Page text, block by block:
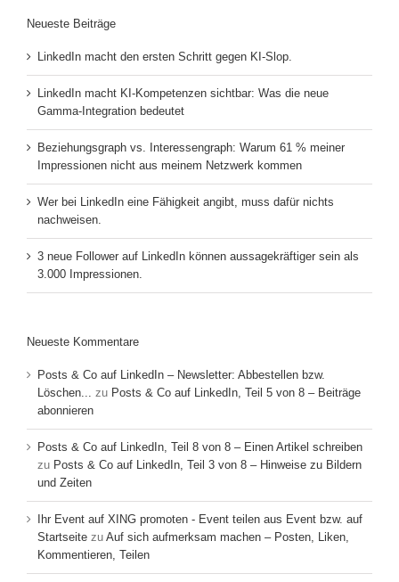
Neueste Beiträge
LinkedIn macht den ersten Schritt gegen KI-Slop.
LinkedIn macht KI-Kompetenzen sichtbar: Was die neue
Gamma-Integration bedeutet
Beziehungsgraph vs. Interessengraph: Warum 61 % meiner
Impressionen nicht aus meinem Netzwerk kommen
Wer bei LinkedIn eine Fähigkeit angibt, muss dafür nichts
nachweisen.
3 neue Follower auf LinkedIn können aussagekräftiger sein als
3.000 Impressionen.
Neueste Kommentare
Posts & Co auf LinkedIn – Newsletter: Abbestellen bzw.
Löschen... zu Posts & Co auf LinkedIn, Teil 5 von 8 – Beiträge
abonnieren
Posts & Co auf LinkedIn, Teil 8 von 8 – Einen Artikel schreiben
zu Posts & Co auf LinkedIn, Teil 3 von 8 – Hinweise zu Bildern
und Zeiten
Ihr Event auf XING promoten - Event teilen aus Event bzw. auf
Startseite zu Auf sich aufmerksam machen – Posten, Liken,
Kommentieren, Teilen